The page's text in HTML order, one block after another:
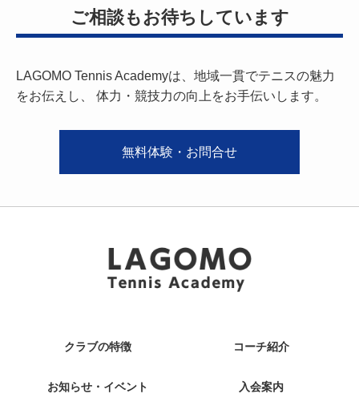
ご相談もお待ちしています
LAGOMO Tennis Academyは、地域一貫でテニスの魅力
をお伝えし、
体力・競技力の向上をお手伝いします。
無料体験・お問合せ
クラブの特徴 コーチ紹介
お知らせ・イベント 入会案内